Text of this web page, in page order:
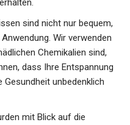
sind nicht nur bequem,
Wir verwenden
Chemikalien sind,
dass Ihre Entspannung
unbedenklich
mit Blick auf die